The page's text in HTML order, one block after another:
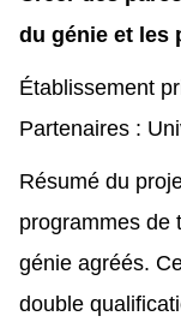
du génie et les
Établissement
Partenaires :
Résumé du
programmes de
génie agréés.
double